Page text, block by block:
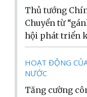
Thủ tướng
Chuyển từ
hội phát triển
HOẠT ĐỘNG
NƯỚC
Tăng cường